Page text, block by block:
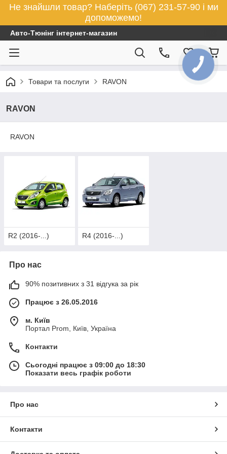
Не знайшли товар? Наберіть (067) 231-57-90 і ми
допоможемо!
Авто-Тюнінг інтернет-магазин
Товари та послуги RAVON
RAVON
RAVON
R2 (2016-...) R4 (2016-...)
Про нас
90% позитивних з 31 відгука за рік
Працює з 26.05.2016
м. Київ
Портал Prom, Київ, Україна
Контакти
Сьогодні працює з 09:00 до 18:30
Показати весь графік роботи
Про нас
Контакти
КНОПКА
ЗВ'ЯЗКУ